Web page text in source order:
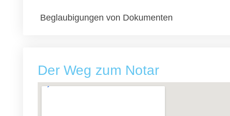
Beglaubigungen von Dokumenten
Der Weg zum Notar